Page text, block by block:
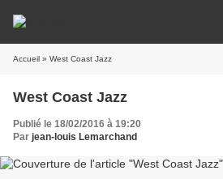
Accueil » West Coast Jazz
West Coast Jazz
Publié le 18/02/2016 à 19:20
Par jean-louis Lemarchand